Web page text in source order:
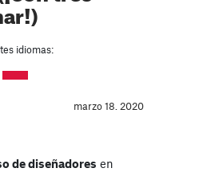
idiomas:
marzo 18. 2020
de diseñadores en